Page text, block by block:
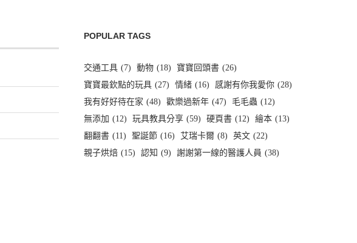
POPULAR TAGS
交通工具 (7) 動物 (18) 寶寶回頭書 (26)
寶寶最欽點的玩具 (27) 情緒 (16) 感謝有你我愛你 (28)
我有好好待在家 (48) 歡樂過新年 (47) 毛毛蟲 (12)
無添加 (12) 玩具教具分享 (59) 硬頁書 (12) 繪本 (13)
翻翻書 (11) 聖誕節 (16) 艾瑞卡爾 (8) 英文 (22)
親子烘焙 (15) 認知 (9) 謝謝第一線的醫護人員 (38)